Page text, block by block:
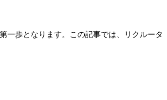
一歩となります。この記事では、リクルータ